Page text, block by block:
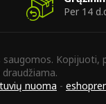
Per 14
saugomos. Kopijuoti,
nuoma -